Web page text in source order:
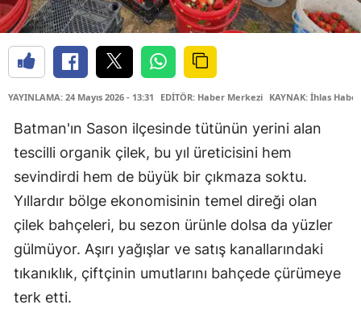
YAYINLAMA: 24 Mayıs 2026 - 13:31 EDİTÖR: Haber Merkezi KAYNAK: İhlas
Batman'ın Sason ilçesinde tütünün yerini alan
tescilli organik çilek, bu yıl üreticisini hem
sevindirdi hem de büyük bir çıkmaza soktu.
Yıllardır bölge ekonomisinin temel direği olan
çilek bahçeleri, bu sezon ürünle dolsa da yüzler
gülmüyor. Aşırı yağışlar ve satış kanallarındaki
tıkanıklık, çiftçinin umutlarını bahçede çürümeye
terk etti.